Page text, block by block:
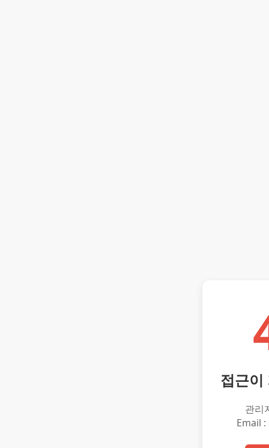
접근이
관리
Email